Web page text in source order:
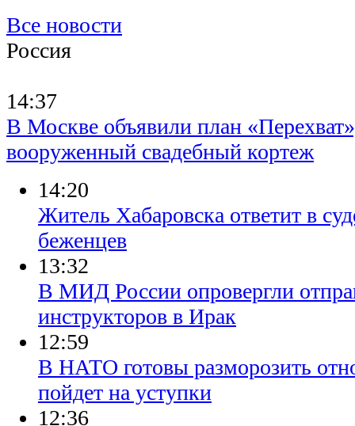
Все новости
Россия
14:37
В Москве объявили план
вооруженный свадебный кортеж
14:20
Житель Хабаровска ответит в
беженцев
13:32
В МИД России опровергли
инструкторов в Ирак
12:59
В НАТО готовы разморозить
пойдет на уступки
12:36